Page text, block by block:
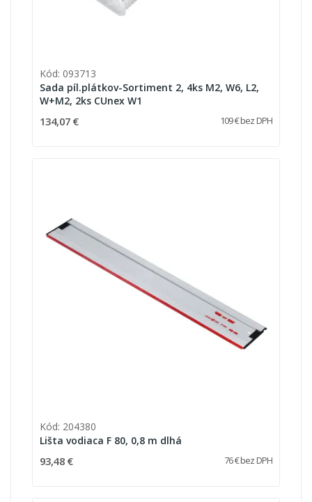
Kód: 093713
Sada píl.plátkov-Sortiment 2, 4ks M2, W6, L2,
W+M2, 2ks CUnex W1
134,07 € 109 € bez DPH
Kód: 204380
Lišta vodiaca F 80, 0,8 m dlhá
93,48 € 76 € bez DPH